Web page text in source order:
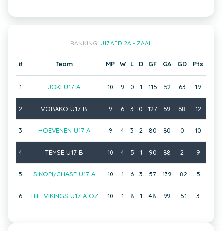
RANKING: U17 AFD 2A - ZAAL
# Team MP W L D GF GA GD Pts
1 JOKI U17 A 10 9 0 1 115 52 63 19
2 VOBAKO U17 B 9 6 3 0 127 59 68 12
3 HOEVENEN U17 A 9 4 3 2 80 80 0 10
4 TEMSE U17 B 10 4 5 1 90 88 2 9
5 SIKOPI/CHASE U17 A 10 1 6 3 57 139 -82 5
6 THE VIKINGS U17 A OZ 10 1 8 1 48 99 -51 3